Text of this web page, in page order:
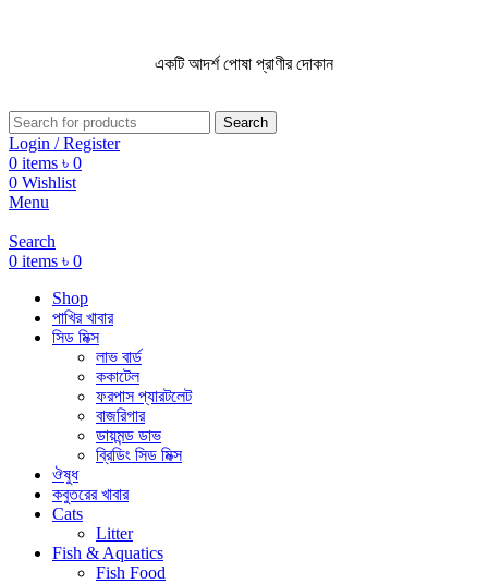
একটি আদর্শ পোষা প্রাণীর দোকান
Search
Login / Register
0 items ৳ 0
0 Wishlist
Menu
Search
0 items ৳ 0
Shop
পাখির খাবার
সিড মিক্স
লাভ বার্ড
ককাটেল
ফরপাস প্যারটলেট
বাজরিগার
ডায়মন্ড ডাভ
ব্রিডিং সিড মিক্স
ঔষুধ
কবুতরের খাবার
Cats
Litter
Fish & Aquatics
Fish Food